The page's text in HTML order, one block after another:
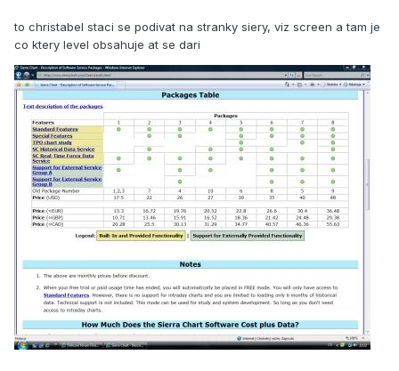
to christabel staci se podivat na stranky siery, viz screen a tam je
co ktery level obsahuje at se dari